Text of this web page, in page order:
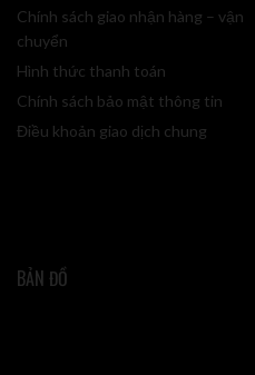
Chính sách giao nhận hàng – vận
chuyển
Hình thức thanh toán
Chính sách bảo mật thông tin
Điều khoản giao dịch chung
BẢN ĐỒ